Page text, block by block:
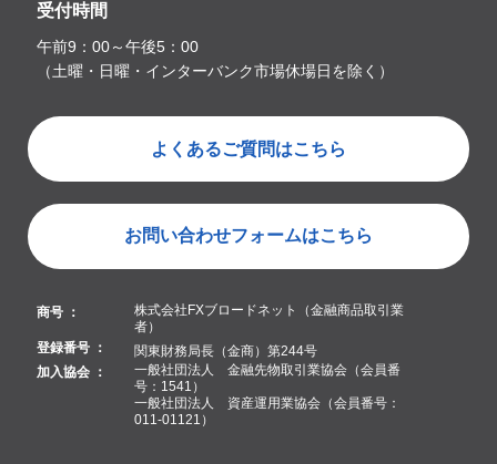
受付時間
午前9：00～午後5：00
（土曜・日曜・インターバンク市場休場日を除く）
よくあるご質問はこちら
お問い合わせフォームはこちら
商号 ：
株式会社FXブロードネット（金融商品取引業
者）
登録番号 ：
関東財務局長（金商）第244号
加入協会 ：
一般社団法人 金融先物取引業協会（会員番
号：1541）
一般社団法人 資産運用業協会（会員番号：
011-01121）